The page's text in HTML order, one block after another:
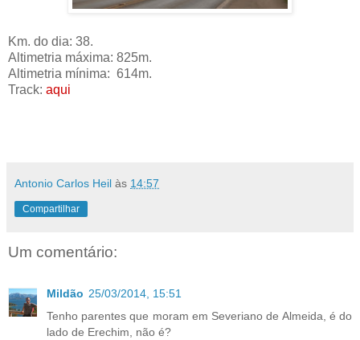
Km. do dia: 38.
Altimetria máxima: 825m.
Altimetria mínima: 614m.
Track: aqui
Antonio Carlos Heil às 14:57
Compartilhar
Um comentário:
Mildão 25/03/2014, 15:51
Tenho parentes que moram em Severiano de Almeida, é do
lado de Erechim, não é?